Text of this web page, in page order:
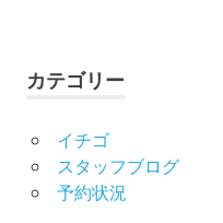
カテゴリー
イチゴ
スタッフブログ
予約状況